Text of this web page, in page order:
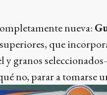
nueva:
que
granos
no, parar a tomarse